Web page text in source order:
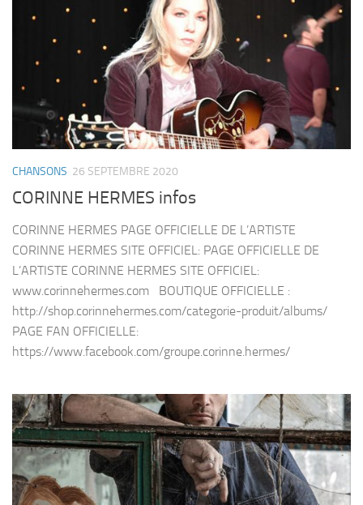
CHANSONS 26 SEPTEMBRE 2020
CORINNE HERMES infos
CORINNE HERMES PAGE OFFICIELLE DE L’ARTISTE
CORINNE HERMES SITE OFFICIEL: PAGE OFFICIELLE DE
L’ARTISTE CORINNE HERMES SITE OFFICIEL:
www.corinnehermes.com BOUTIQUE OFFICIELLE :
http://shop.corinnehermes.com/categorie-produit/albums/
PAGE FAN OFFICIELLE:
https://www.facebook.com/groupe.corinne.hermes/